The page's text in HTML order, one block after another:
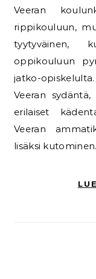
Veeran
rippikouluun,
tyytyväinen,
oppikouluun
jatko-
Veeran
erilaiset
Veeran
lisäksi